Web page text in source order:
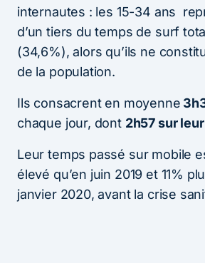
internautes : les 15-34 ans
d’un tiers du temps de surf
(34,6%), alors qu’ils ne
de la population.
Ils consacrent en moyenne
chaque jour, dont 2h57 sur
Leur temps passé sur mobile
élevé qu’en juin 2019 et 11%
janvier 2020, avant la crise